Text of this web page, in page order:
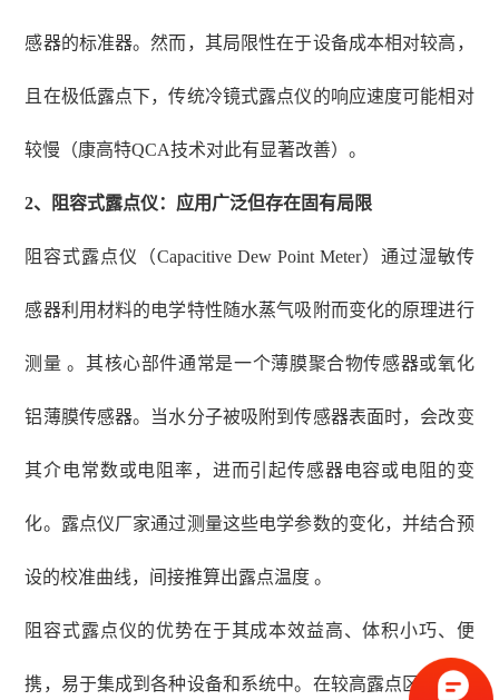
感器的标准器。然而，其局限性在于设备成本相对较高，
且在极低露点下，传统冷镜式露点仪的响应速度可能相对
较慢（康高特QCA技术对此有显著改善）。
2、 阻容式露点仪：应用广泛但存在固有局限
阻容式露点仪（Capacitive Dew Point Meter）通过湿敏传
感器利用材料的电学特性随水蒸气吸附而变化的原理进行
测量 。其核心部件通常是一个薄膜聚合物传感器或氧化
铝薄膜传感器。当水分子被吸附到传感器表面时，会改变
其介电常数或电阻率，进而引起传感器电容或电阻的变
化。露点仪厂家通过测量这些电学参数的变化，并结合预
设的校准曲线，间接推算出露点温度 。
阻容式露点仪的优势在于其成本效益高、体积小巧、便
携，易于集成到各种设备和系统中。在较高露点区域，其